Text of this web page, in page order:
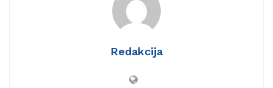
Redakcija